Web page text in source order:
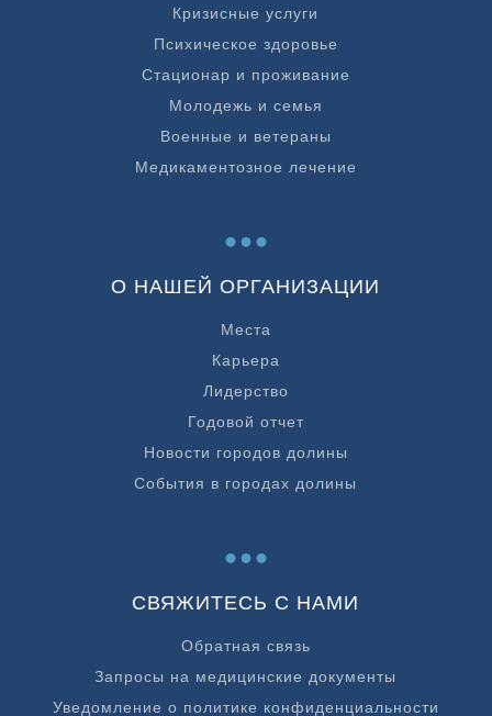
Кризисные услуги
Психическое здоровье
Стационар и проживание
Молодежь и семья
Военные и ветераны
Медикаментозное лечение
...
О НАШЕЙ ОРГАНИЗАЦИИ
Места
Карьера
Лидерство
Годовой отчет
Новости городов долины
События в городах долины
...
СВЯЖИТЕСЬ С НАМИ
Обратная связь
Запросы на медицинские документы
Уведомление о политике конфиденциальности